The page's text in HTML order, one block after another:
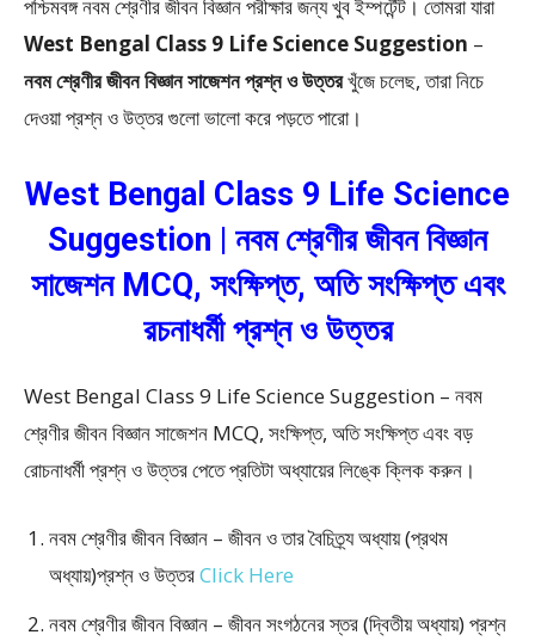
পশ্চিমবঙ্গ নবম শ্রেণীর জীবন বিজ্ঞান পরীক্ষার জন্য খুব ইম্পর্টেন্ট। তোমরা যারা
West Bengal Class 9 Life Science Suggestion –
নবম শ্রেণীর জীবন বিজ্ঞান সাজেশন প্রশ্ন ও উত্তরখুঁজে চলেছ, তারা নিচে
দেওয়া প্রশ্ন ও উত্তর গুলো ভালো করে পড়তে পারো।
West Bengal Class 9 Life Science
Suggestion | নবম শ্রেণীর জীবন বিজ্ঞান
সাজেশন MCQ, সংক্ষিপ্ত, অতি সংক্ষিপ্ত এবং
রচনাধর্মী প্রশ্ন ও উত্তর
West Bengal Class 9 Life Science Suggestion – নবম
শ্রেণীর জীবন বিজ্ঞান সাজেশন MCQ, সংক্ষিপ্ত, অতি সংক্ষিপ্ত এবং বড়
রোচনাধর্মী প্রশ্ন ও উত্তর পেতে প্রতিটা অধ্যায়ের লিঙ্কে ক্লিক করুন।
নবম শ্রেণীর জীবন বিজ্ঞান – জীবন ও তার বৈচিত্র্য অধ্যায় (প্রথম
অধ্যায়)প্রশ্ন ও উত্তরClick Here
নবম শ্রেণীর জীবন বিজ্ঞান – জীবন সংগঠনের স্তর (দ্বিতীয় অধ্যায়) প্রশ্ন